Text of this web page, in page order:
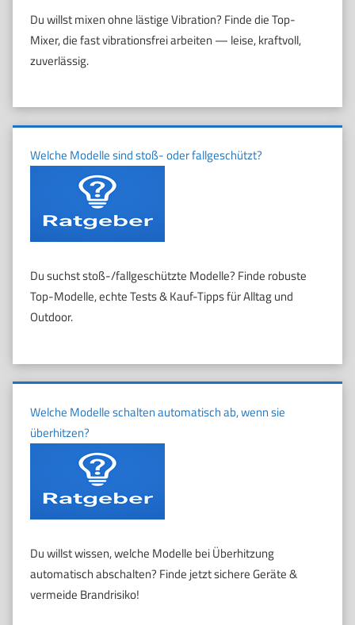
Du willst mixen ohne lästige Vibration? Finde die Top-
Mixer, die fast vibrationsfrei arbeiten — leise, kraftvoll,
zuverlässig.
Welche Modelle sind stoß- oder fallgeschützt?
Du suchst stoß-/fallgeschützte Modelle? Finde robuste
Top-Modelle, echte Tests & Kauf-Tipps für Alltag und
Outdoor.
Welche Modelle schalten automatisch ab, wenn sie
überhitzen?
Du willst wissen, welche Modelle bei Überhitzung
automatisch abschalten? Finde jetzt sichere Geräte &
vermeide Brandrisiko!